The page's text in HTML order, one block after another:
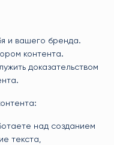
и вашего бренда.
контента.
доказательством
над созданием
текста,